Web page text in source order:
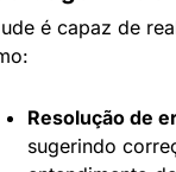
é capaz de
Resolução de
sugerindo